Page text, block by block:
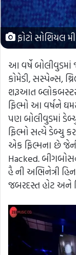
ફોટો સોશિયલ
આ વર્ષે
કોમેડી, સસ્પેન્સ,
શરૂઆત
ફિલ્મો આ વર્ષને
પણ બોલીવુડમાં
ફિલ્મો સત્યે ડેબ્યુ
એક ફિલ્મના છે જેની
Hacked.
હૈ ની અભિનેત્રી
જબરદસ્ત હોટ અને